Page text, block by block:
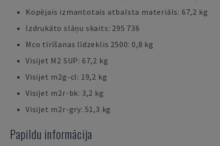
Kopējais izmantotais atbalsta materiāls: 67,2 kg
Izdrukāto slāņu skaits: 295 736
Mco tīrīšanas līdzeklis 2500: 0,8 kg
Visijet M2 SUP: 67,2 kg
Visijet m2g-cl: 19,2 kg
Visijet m2r-bk: 3,2 kg
Visijet m2r-gry: 51,3 kg
Papildu informācija